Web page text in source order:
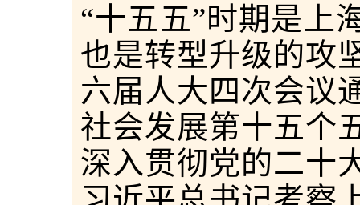
“十五五”时期是上
也是转型升级的攻
六届人大四次会议
社会发展第十五个
深入贯彻党的二十